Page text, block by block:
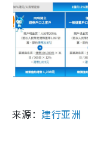
来源： 建行亚洲